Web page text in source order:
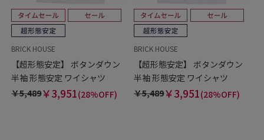
BRICK HOUSE
【超形態安定】 ボタンダウン
半袖 形態安定 ワイシャツ
￥5,489￥3,951(28%OFF)
BRICK HOUSE
【超形態安定】 ボタンダウン
半袖 形態安定 ワイシャツ
￥5,489￥3,951(28%OFF)